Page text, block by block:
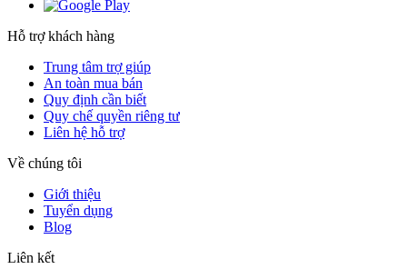
Hỗ trợ khách hàng
Trung tâm trợ giúp
An toàn mua bán
Quy định cần biết
Quy chế quyền riêng tư
Liên hệ hỗ trợ
Về chúng tôi
Giới thiệu
Tuyển dụng
Blog
Liên kết